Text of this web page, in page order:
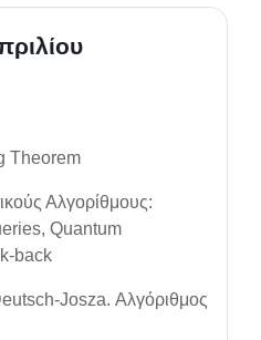
Theorem
Αλγορίθμους:
Quantum
back
Josza. Αλγόριθμος